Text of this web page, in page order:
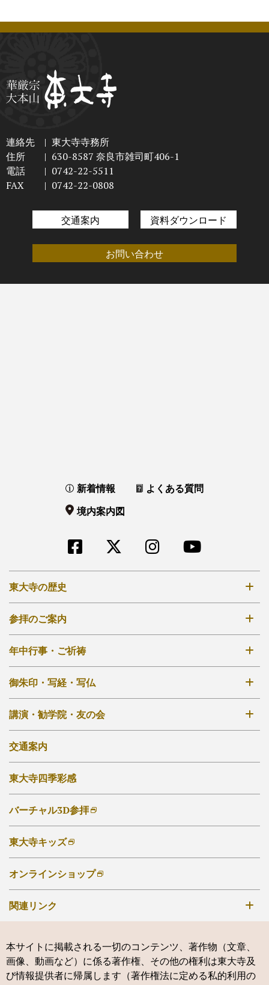
連絡先 | 東大寺寺務所
住所
| 630-8587 奈良市雑司町406-1
電話
| 0742-22-5511
FAX
| 0742-22-0808
交通案内 資料ダウンロード
お問い合わせ
新着情報
よくある質問
境内案内図
東大寺の歴史
奈良時代創建
鎌倉再建
江戸再興
明治から現在
参拝のご案内
拝観時間・拝観料
境内案内図
大仏殿
法華堂（三月堂）
その他のお堂
年中行事・ご祈祷
年中行事一覧
秘仏開扉について
ご祈祷について
御朱印・写経・写仏
御朱印について
写経・写仏について
ご自宅でのお写経・写仏
講演・勧学院・友の会
講演会・催事
東大寺勧学院
東大寺友の会
大仏奉賛会
外部リンク他
交通案内
東大寺四季彩感
バーチャル3D参拝
東大寺キッズ
オンラインショップ
関連リンク
鶴岡八幡宮
神仏霊場会
本サイトに掲載される一切のコンテンツ、著作物（文章、
画像、動画など）に係る著作権、その他の権利は東大寺及
び情報提供者に帰属します（著作権法に定める私的利用の